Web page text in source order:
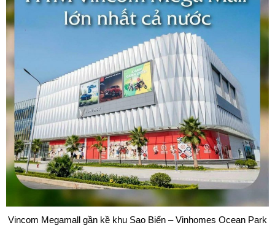
Vincom Megamall gần kề khu Sao Biển – Vinhomes Ocean Park